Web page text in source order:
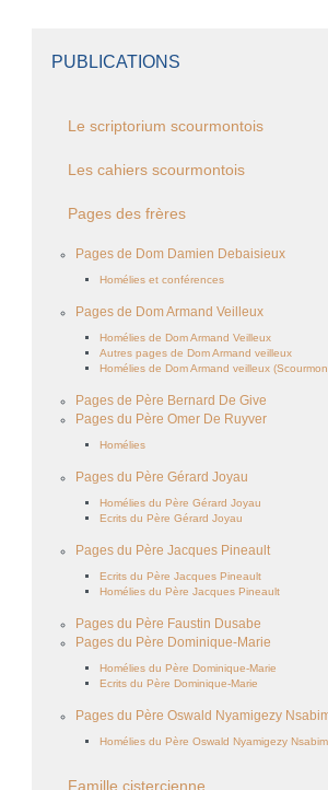
PUBLICATIONS
Le scriptorium scourmontois
Les cahiers scourmontois
Pages des frères
Pages de Dom Damien Debaisieux
Homélies et conférences
Pages de Dom Armand Veilleux
Homélies de Dom Armand Veilleux
Autres pages de Dom Armand veilleux
Homélies de Dom Armand veilleux
Pages de Père Bernard De Give
Pages du Père Omer De Ruyver
Homélies
Pages du Père Gérard Joyau
Homélies du Père Gérard Joyau
Ecrits du Père Gérard Joyau
Pages du Père Jacques Pineault
Ecrits du Père Jacques Pineault
Homélies du Père Jacques Pineault
Pages du Père Faustin Dusabe
Pages du Père Dominique-Marie
Homélies du Père Dominique-Marie
Ecrits du Père Dominique-Marie
Pages du Père Oswald Nyamigezy
Homélies du Père Oswald Nyamigezy
Famille cistercienne